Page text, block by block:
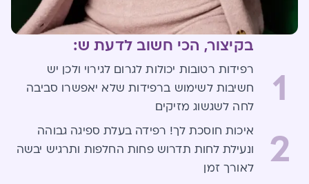
בקיצור, הכי חשוב לדעת ש:
1
רפידות רטובות יכולות לגרום לגירוי ולכן יש
חשיבות לשימוש ברפידות שלא יאפשרו סביבה
לחה לשגשוג מזיקים
2
איכות חוסכת לך! רפידה בעלת ספיגה גבוהה
ונעילת לחות תדרוש פחות החלפות ותרגיש יבשה
לאורך זמן